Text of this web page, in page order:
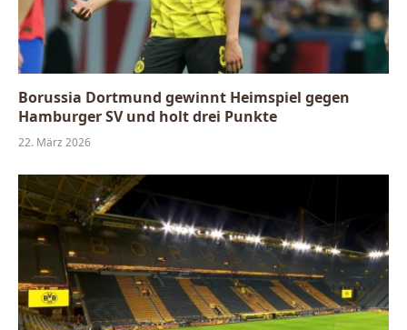
Borussia Dortmund gewinnt Heimspiel gegen
Hamburger SV und holt drei Punkte
22. März 2026